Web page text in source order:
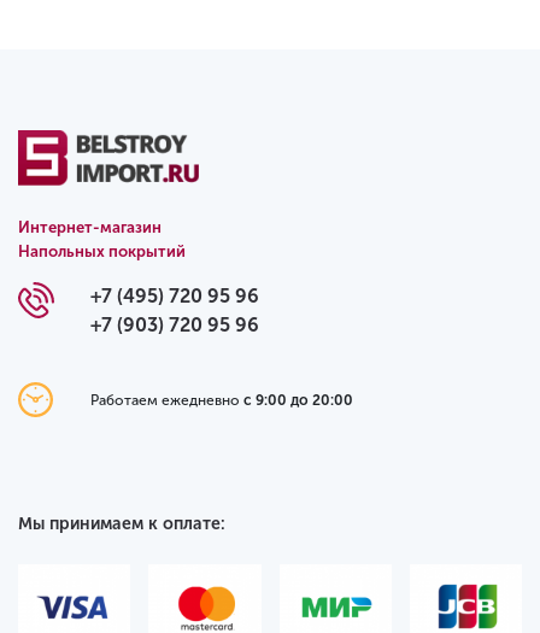
Интернет-магазин
Напольных покрытий
+7 (495) 720 95 96
+7 (903) 720 95 96
Работаем ежедневно с 9:00 до 20:00
Мы принимаем к оплате: